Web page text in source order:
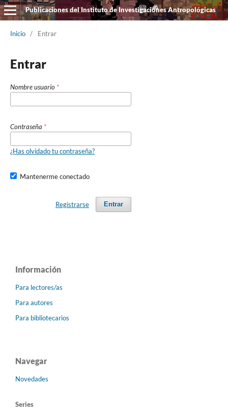
Publicaciones del Instituto de Investigaciones Antropológicas
Inicio / Entrar
Entrar
Nombre usuario *
Contraseña *
¿Has olvidado tu contraseña?
Mantenerme conectado
Entrar
Registrarse
Información
Para lectores/as
Para autores
Para bibliotecarios
Navegar
Novedades
Series